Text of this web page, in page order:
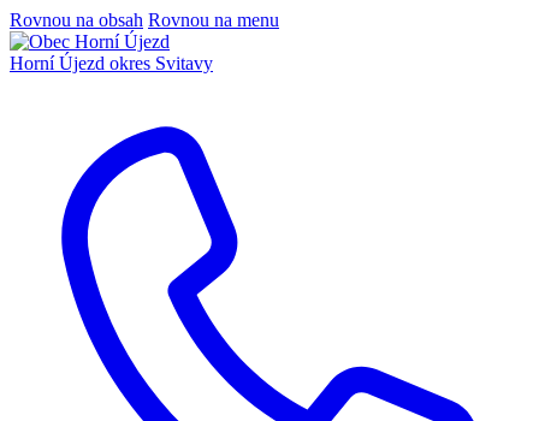
Rovnou na obsah Rovnou na menu
Horní Újezd okres Svitavy